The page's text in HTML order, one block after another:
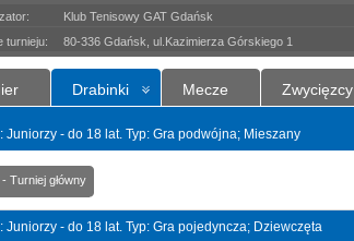
Klub Tenisowy GAT Gdańsk
turnieju:
80-336 Gdańsk, ul.Kazimierza Górskiego 1
Drabinki Mecze Zwycięzcy
Juniorzy - do 18 lat. Typ: Gra podwójna; Mieszany
Turniej główny
Juniorzy - do 18 lat. Typ: Gra pojedyncza; Dziewczęta